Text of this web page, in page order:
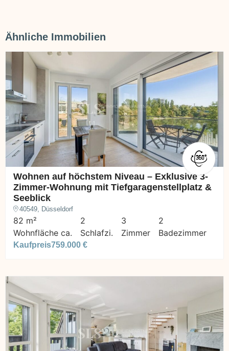
Ähnliche Immobilien
Wohnen auf höchstem Niveau – Exklusive 3-
Zimmer-Wohnung mit Tiefgaragenstellplatz &
Seeblick
40549, Düsseldorf
82 m²
Wohnfläche ca.
2
Schlafzi.
3
Zimmer
2
Badezimmer
Kaufpreis759.000 €